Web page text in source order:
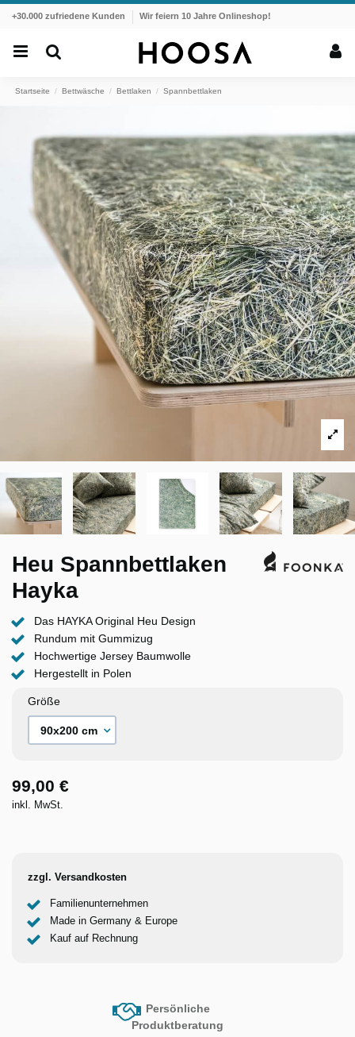
+30.000 zufriedene Kunden Wir feiern 10 Jahre Onlineshop!
Startseite Bettwäsche Bettlaken Spannbettlaken
Heu Spannbettlaken
Hayka
Das HAYKA Original Heu Design
Rundum mit Gummizug
Hochwertige Jersey Baumwolle
Hergestellt in Polen
Größe
99,00 €
inkl. MwSt.
zzgl. Versandkosten
Familienunternehmen
Made in Germany & Europe
Kauf auf Rechnung
Persönliche
Produktberatung